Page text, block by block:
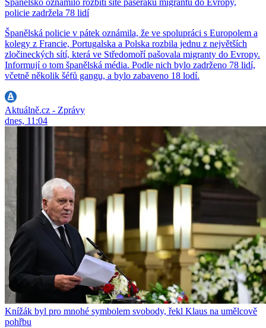
Španělsko oznámilo rozbití sítě pašeráků migrantů do Evropy,
policie zadržela 78 lidí
Španělská policie v pátek oznámila, že ve spolupráci s Europolem a
kolegy z Francie, Portugalska a Polska rozbila jednu z největších
zločineckých sítí, která ve Středomoří pašovala migranty do Evropy.
Informují o tom španělská média. Podle nich bylo zadrženo 78 lidí,
včetně několik šéfů gangu, a bylo zabaveno 18 lodí.
Aktuálně.cz - Zprávy
dnes, 11:04
Knížák byl pro mnohé symbolem svobody, řekl Klaus na umělcově
pohřbu